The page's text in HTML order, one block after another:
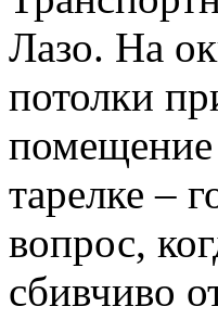
Лазо. На
потолки
помещение
тарелке –
вопрос,
сбивчиво